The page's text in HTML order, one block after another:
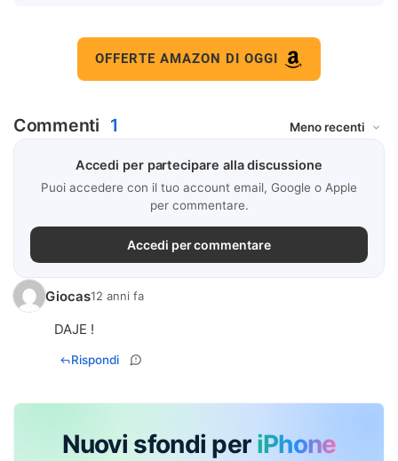
OFFERTE AMAZON DI OGGI
Commenti 1
Accedi per partecipare alla discussione
Puoi accedere con il tuo account email, Google o Apple
per commentare.
Accedi per commentare
Giocas12 anni fa
DAJE !
Rispondi
Nuovi sfondi per iPhone